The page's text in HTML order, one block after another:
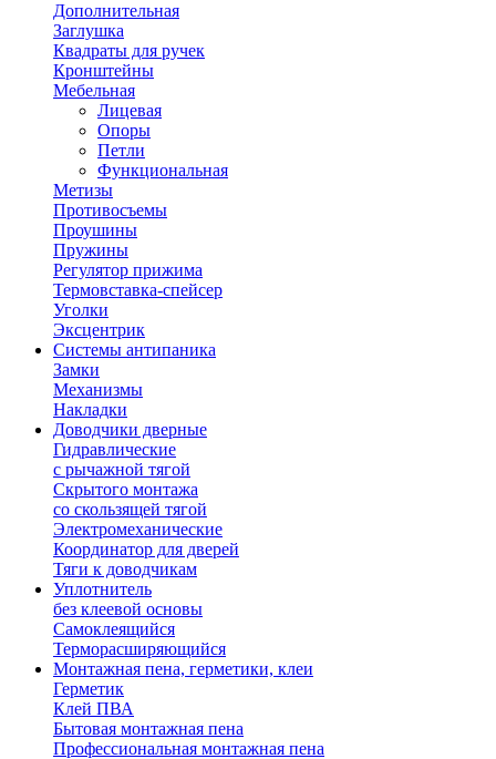
Дополнительная
Заглушка
Квадраты для ручек
Кронштейны
Мебельная
Лицевая
Опоры
Петли
Функциональная
Метизы
Противосъемы
Проушины
Пружины
Регулятор прижима
Термовставка-спейсер
Уголки
Эксцентрик
Системы антипаника
Замки
Механизмы
Накладки
Доводчики дверные
Гидравлические
с рычажной тягой
Скрытого монтажа
со скользящей тягой
Электромеханические
Координатор для дверей
Тяги к доводчикам
Уплотнитель
без клеевой основы
Самоклеящийся
Терморасширяющийся
Монтажная пена, герметики, клеи
Герметик
Клей ПВА
Бытовая монтажная пена
Профессиональная монтажная пена